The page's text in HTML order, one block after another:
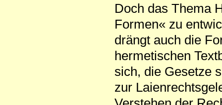
Doch das Thema
Formen« zu
drängt auch die
herme­tischen
sich, die Gesetze
zur